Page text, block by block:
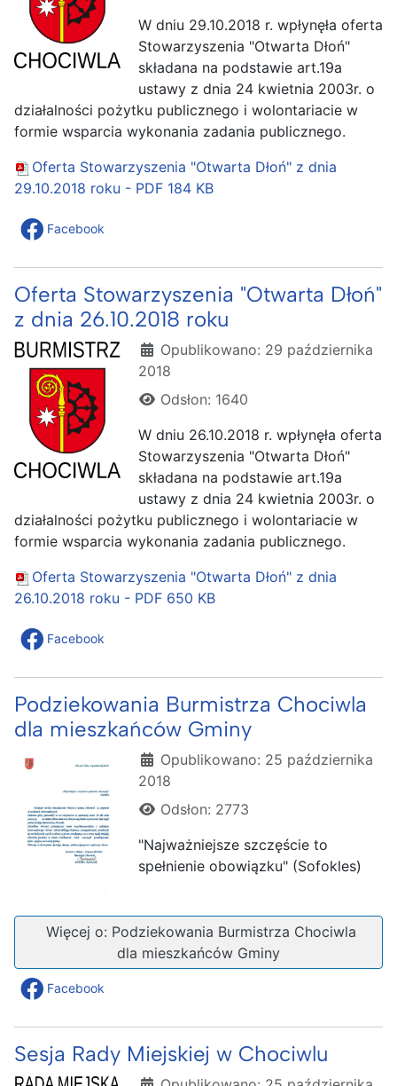
W dniu 29.10.2018 r. wpłynęła oferta
Stowarzyszenia "Otwarta Dłoń"
składana na podstawie art.19a
ustawy z dnia 24 kwietnia 2003r. o
działalności pożytku publicznego i wolontariacie w
formie wsparcia wykonania zadania publicznego.
Oferta Stowarzyszenia "Otwarta Dłoń" z dnia
29.10.2018 roku - PDF 184 KB
Facebook
Oferta Stowarzyszenia "Otwarta Dłoń"
z dnia 26.10.2018 roku
Szczegóły
Opublikowano: 29 października
2018
Odsłon: 1640
W dniu 26.10.2018 r. wpłynęła oferta
Stowarzyszenia "Otwarta Dłoń"
składana na podstawie art.19a
ustawy z dnia 24 kwietnia 2003r. o
działalności pożytku publicznego i wolontariacie w
formie wsparcia wykonania zadania publicznego.
Oferta Stowarzyszenia "Otwarta Dłoń" z dnia
26.10.2018 roku - PDF 650 KB
Facebook
Podziekowania Burmistrza Chociwla
dla mieszkańców Gminy
Szczegóły
Opublikowano: 25 października
2018
Odsłon: 2773
"Najważniejsze szczęście to
spełnienie obowiązku" (Sofokles)
Więcej o: Podziekowania Burmistrza Chociwla
dla mieszkańców Gminy
Facebook
Sesja Rady Miejskiej w Chociwlu